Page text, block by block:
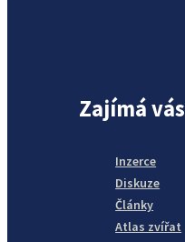
Zajímá vás
Inzerce
Diskuze
Články
Atlas zvířat